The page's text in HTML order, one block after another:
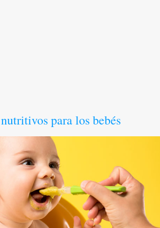
para los bebés